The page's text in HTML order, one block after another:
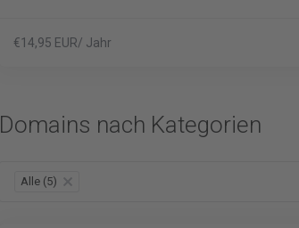
€14,95 EUR/ Jahr
Domains nach Kategorien
Alle (5) ×